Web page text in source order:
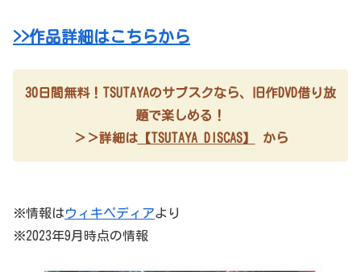
>>作品詳細はこちらから
30日間無料！TSUTAYAのサブスクなら、旧作DVD借り放
題で楽しめる！
＞＞詳細は【TSUTAYA DISCAS】 から
※情報はウィキペディアより
※2023年9月時点の情報